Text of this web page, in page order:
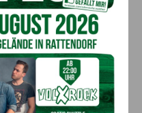
wurde in Erinnerungen
geschmöckert. Ein
Teilnehmer, Fans und
die vielen Sponsoren und